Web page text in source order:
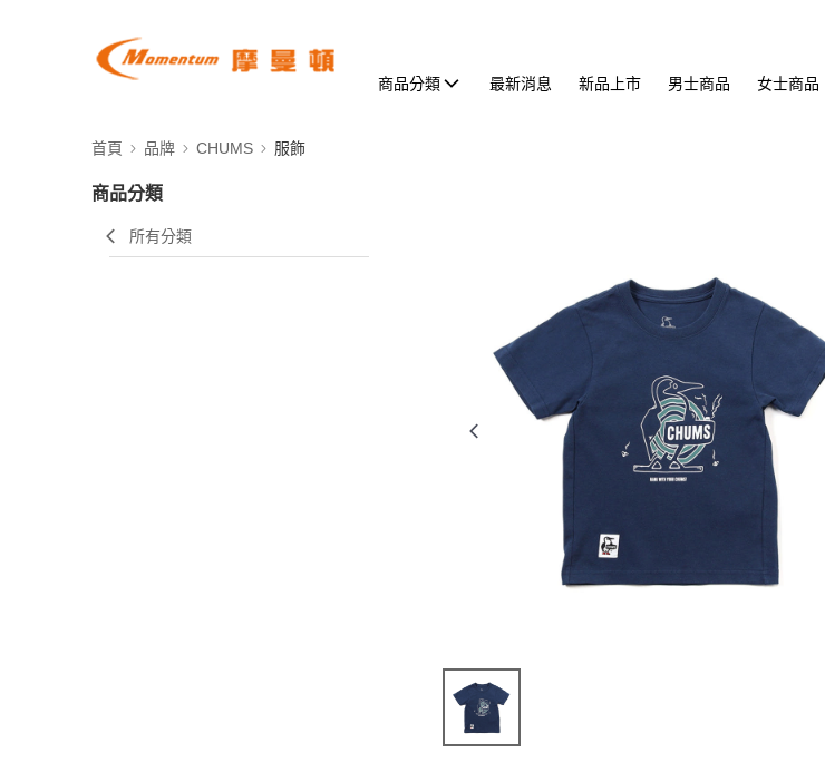
商品分類 最新消息 新品上市 男士商品 女士商品
首頁 品牌 CHUMS 服飾
商品分類
所有分類